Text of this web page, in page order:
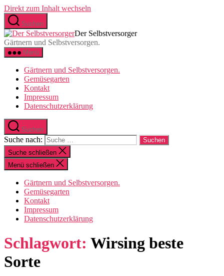
Direkt zum Inhalt wechseln
Suchen
Der Selbstversorger
Gärtnern und Selbstversorgen.
Menü
Gärtnern und Selbstversorgen.
Gemüsegarten
Kontakt
Impressum
Datenschutzerklärung
Suchen
Suche nach:
Suche schließen
Menü schließen
Gärtnern und Selbstversorgen.
Gemüsegarten
Kontakt
Impressum
Datenschutzerklärung
Schlagwort: Wirsing beste
Sorte